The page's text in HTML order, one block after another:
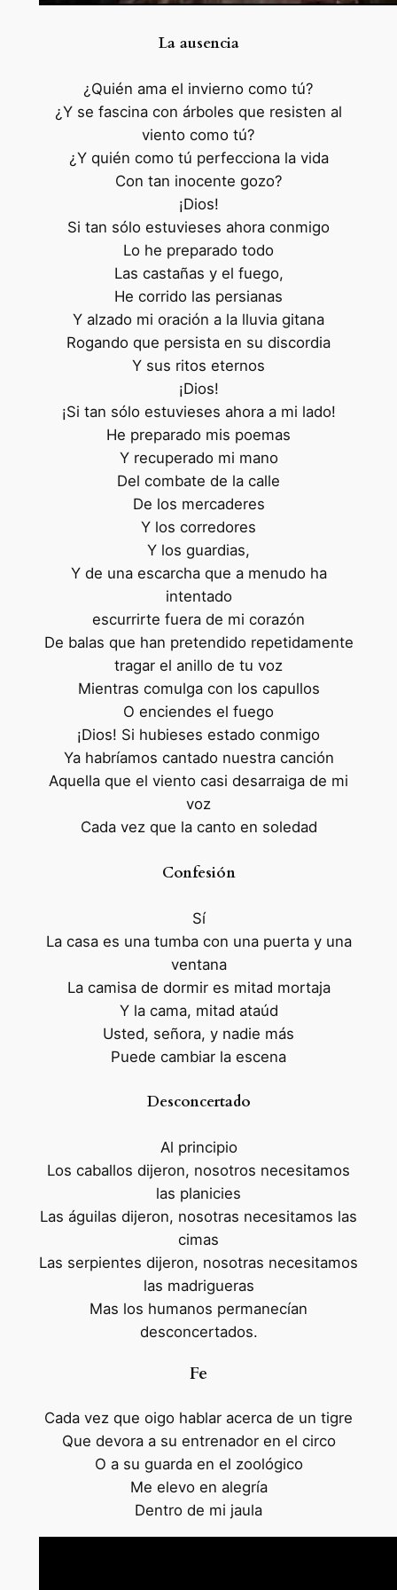
La ausencia
¿Quién ama el invierno como tú?
¿Y se fascina con árboles que resisten al
viento como tú?
¿Y quién como tú perfecciona la vida
Con tan inocente gozo?
¡Dios!
Si tan sólo estuvieses ahora conmigo
Lo he preparado todo
Las castañas y el fuego,
He corrido las persianas
Y alzado mi oración a la lluvia gitana
Rogando que persista en su discordia
Y sus ritos eternos
¡Dios!
¡Si tan sólo estuvieses ahora a mi lado!
He preparado mis poemas
Y recuperado mi mano
Del combate de la calle
De los mercaderes
Y los corredores
Y los guardias,
Y de una escarcha que a menudo ha
intentado
escurrirte fuera de mi corazón
De balas que han pretendido repetidamente
tragar el anillo de tu voz
Mientras comulga con los capullos
O enciendes el fuego
¡Dios! Si hubieses estado conmigo
Ya habríamos cantado nuestra canción
Aquella que el viento casi desarraiga de mi
voz
Cada vez que la canto en soledad
Confesión
Sí
La casa es una tumba con una puerta y una
ventana
La camisa de dormir es mitad mortaja
Y la cama, mitad ataúd
Usted, señora, y nadie más
Puede cambiar la escena
Desconcertado
Al principio
Los caballos dijeron, nosotros necesitamos
las planicies
Las águilas dijeron, nosotras necesitamos las
cimas
Las serpientes dijeron, nosotras necesitamos
las madrigueras
Mas los humanos permanecían
desconcertados.
Fe
Cada vez que oigo hablar acerca de un tigre
Que devora a su entrenador en el circo
O a su guarda en el zoológico
Me elevo en alegría
Dentro de mi jaula